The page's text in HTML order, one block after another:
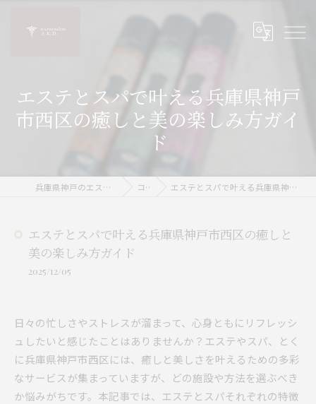
エステとスパで叶える兵庫県神戸
市西区の癒しと美の楽しみ方ガイ
ド
兵庫県神戸のエステならnurse salon A.K.D. コラム エステとスパで叶える兵庫県神戸市西区の癒しと美の楽しみ方ガイド
エステとスパで叶える兵庫県神戸市西区の癒しと
美の楽しみ方ガイド
2025/12/05
日々の忙しさやストレスが溜まって、心身ともにリフレッシ
ュしたいと感じたことはありませんか？エステやスパ、とく
に兵庫県神戸市西区には、癒しと美しさを叶えるための多彩
なサービスが集まっていますが、どの施設や方法を選ぶべき
か悩みがちです。本記事では、エステとスパそれぞれの特徴